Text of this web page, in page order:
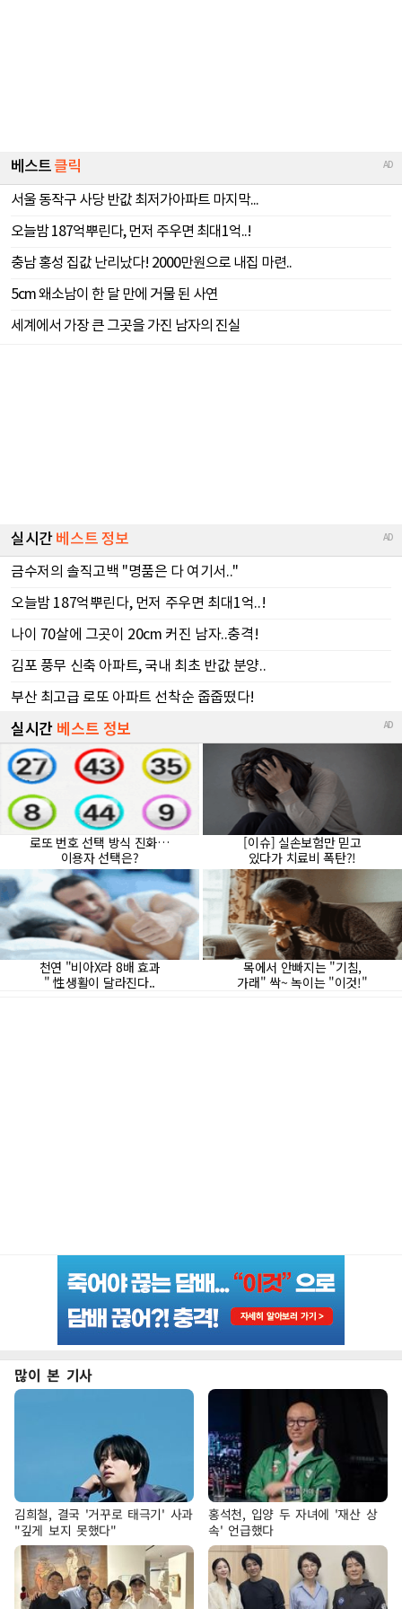
많이 본 기사
김희철, 결국 '거꾸로 태극기' 사과
"깊게 보지 못했다"
홍석천, 입양 두 자녀에 '재산 상
속' 언급했다